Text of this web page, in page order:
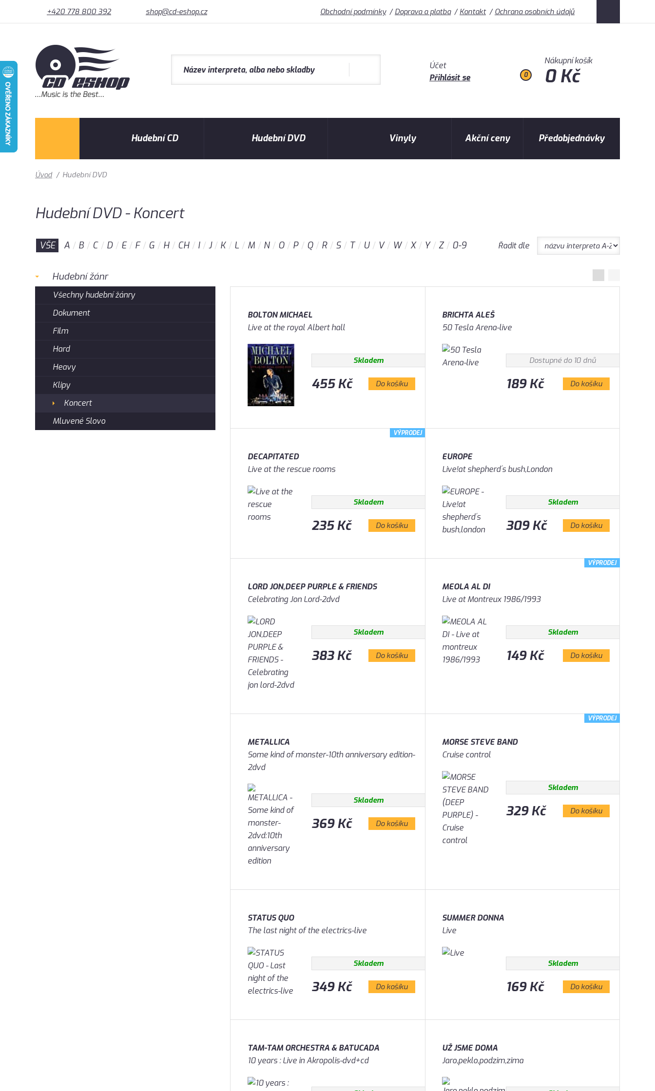
+420 778 800 392 shop@cd-eshop.cz Obchodní podmínky Doprava a platba Kontakt Ochrana osobních údajů
Účet
Přihlásit se
0
Nákupní košík
0 Kč
Hudební CD Hudební DVD Vinyly Akční ceny Předobjednávky
Úvod / Hudební DVD
Hudební DVD - Koncert
VŠE A B C D E F G H CH I J K L M N O P Q R S T U V W X Y Z 0-9 Řadit dle
Hudební žánr
Všechny hudební žánry
Dokument
Film
Hard
Heavy
Klipy
Koncert
Mluvené Slovo
BOLTON MICHAEL
Live at the royal Albert hall
Skladem
455 Kč Do košíku
BRICHTA ALEŠ
50 Tesla Arena-live
Dostupné do 10 dnů
189 Kč Do košíku
DECAPITATED
Live at the rescue rooms
Skladem
235 Kč Do košíku
VÝPRODEJ
EUROPE
Live!at shepherd´s bush,London
Skladem
309 Kč Do košíku
LORD JON,DEEP PURPLE & FRIENDS
Celebrating Jon Lord-2dvd
Skladem
383 Kč Do košíku
MEOLA AL DI
Live at Montreux 1986/1993
Skladem
149 Kč Do košíku
VÝPRODEJ
METALLICA
Some kind of monster-10th anniversary edition-
2dvd
Skladem
369 Kč Do košíku
MORSE STEVE BAND
Cruise control
Skladem
329 Kč Do košíku
VÝPRODEJ
STATUS QUO
The last night of the electrics-live
Skladem
349 Kč Do košíku
SUMMER DONNA
Live
Skladem
169 Kč Do košíku
TAM-TAM ORCHESTRA & BATUCADA
10 years : Live in Akropolis-dvd+cd
UŽ JSME DOMA
Jaro,peklo,podzim,zima